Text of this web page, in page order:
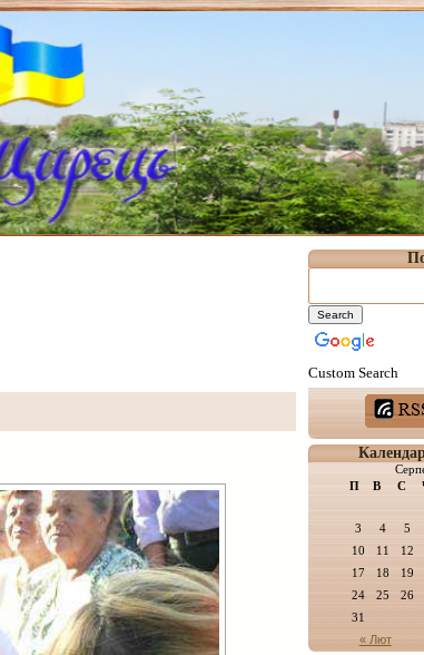
Custom Search
П
В С
« Лют
3
4 5
10
11 12
17
18 19
24
25 26
31